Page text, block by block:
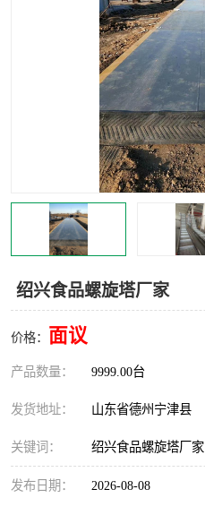
绍兴食品螺旋塔厂家
价格： 面议
产品数量： 9999.00台
发货地址： 山东省德州宁津县
关键词： 绍兴食品螺旋塔厂家
发布日期： 2026-08-08
装载机电子秤
半自动输送机
塑料撕碎机